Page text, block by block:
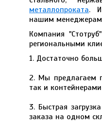
металлопроката.
нашим
Компания
региональными
1. Достаточно
2. Мы предлагаем
так и
3. Быстрая
заказа на одном